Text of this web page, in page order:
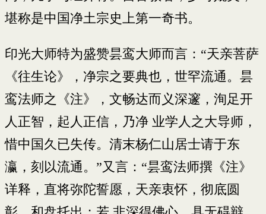
堪称是中国净土宗史上第一奇书。
印光大师特为盛赞昙鸾大师而言：“天亲菩萨
《往生论》，净宗之要典也，世罕流通。昙
鸾法师之《注》，文畅达而义深邃，洵足开
人正智，起人正信，乃净 业学人之大导师，
惜中国久已失传。清末杨仁山居士请于东
瀛，刻以流通。”又言：“昙鸾法师撰《注》
详释，直将弥陀誓愿，天亲衷怀，彻底圆